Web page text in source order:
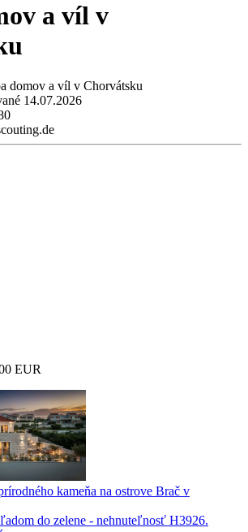
a víl v
domov a víl v Chorvátsku
14.07.2026
EUR